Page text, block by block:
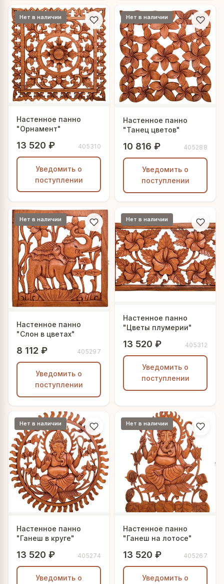
Нет в наличии
Настенное панно
"Орнамент"
13 520 ₽ 405310
Уведомить о
поступлении
Нет в наличии
Настенное панно
"Танец цветов"
10 816 ₽ 405288
Уведомить о
поступлении
Нет в наличии
Настенное панно
"Слон в цветах"
8 112 ₽ 405297
Уведомить о
поступлении
Нет в наличии
Настенное панно
"Цветы плумерии"
13 520 ₽ 405312
Уведомить о
поступлении
Нет в наличии
Настенное панно
"Ганеш в круге"
13 520 ₽ 405274
Уведомить о
Нет в наличии
Настенное панно
"Ганеш на лотосе"
13 520 ₽ 405267
Уведомить о